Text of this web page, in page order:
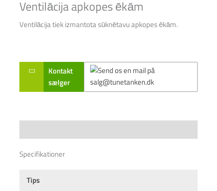
Ventilācija apkopes ēkām
Ventilācija tiek izmantota sūknētavu apkopes ēkām.
Kontakt
sælger
Specifikationer
Tips